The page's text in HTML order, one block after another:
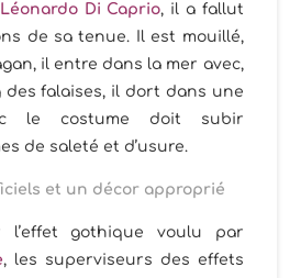
Léonardo Di Caprio, il a fallut
de sa tenue. Il est mouillé,
il entre dans la mer avec,
des falaises, il dort dans une
le costume doit subir
de saleté et d’usure.
et un décor approprié
l’effet gothique voulu par
, les superviseurs des effets